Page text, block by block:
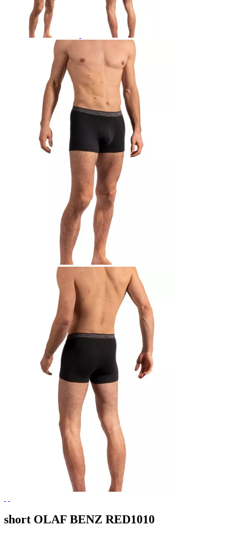
short OLAF BENZ RED1010